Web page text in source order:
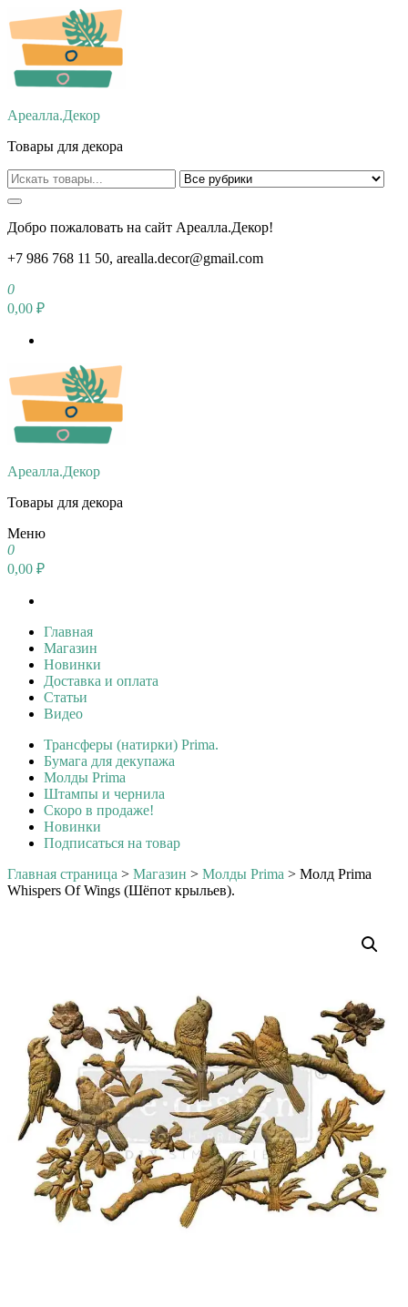
Перейти
к
содержимому
Ареалла.Декор
Товары для декора
Добро пожаловать на сайт Ареалла.Декор!
+7 986 768 11 50, arealla.decor@gmail.com
0
0,00 ₽
Ареалла.Декор
Товары для декора
Меню
0
0,00 ₽
Главная
Магазин
Новинки
Доставка и оплата
Статьи
Видео
Трансферы (натирки) Prima.
Бумага для декупажа
Молды Prima
Штампы и чернила
Скоро в продаже!
Новинки
Подписаться на товар
Главная страница > Магазин > Молды Prima > Молд Prima
Whispers Of Wings (Шёпот крыльев).